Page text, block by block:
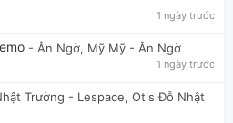
1 ngày trước
- Ân Ngờ, Mỹ Mỹ - Ân Ngờ
1 ngày trước
Trường - Lespace, Otis Đỗ Nhật